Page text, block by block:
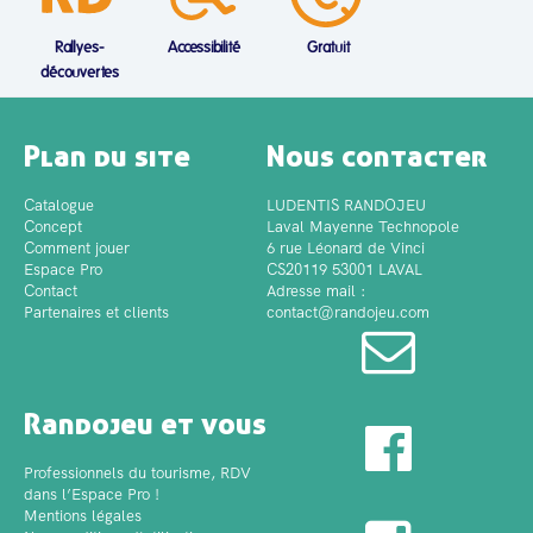
Rallyes-
découvertes
Accessibilité Gratuit
Plan du site
Catalogue
Concept
Comment jouer
Espace Pro
Contact
Partenaires et clients
Nous contacter
LUDENTIS RANDOJEU
Laval Mayenne Technopole
6 rue Léonard de Vinci
CS20119 53001 LAVAL
Adresse mail :
contact@randojeu.com
Randojeu et vous
Professionnels du tourisme, RDV
dans l’Espace Pro !
Mentions légales